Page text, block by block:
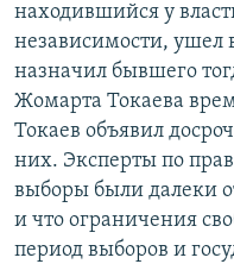
находившийся у
независимости, ушел
назначил бывшего
Жомарта Токаева
Токаев объявил
них. Эксперты по
выборы были далеки
и что ограничения
период выборов и